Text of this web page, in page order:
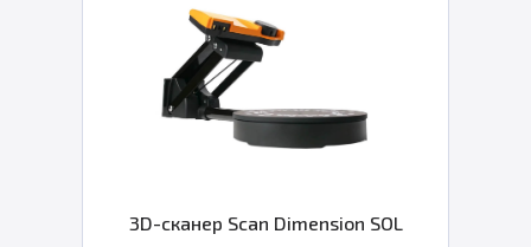
3D-сканер Scan Dimension SOL